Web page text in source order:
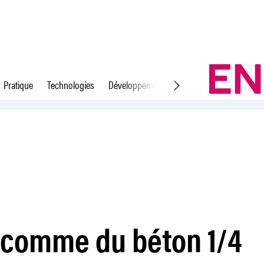
Pratique Technologies Développement durable Droit du travail
du béton 1/4